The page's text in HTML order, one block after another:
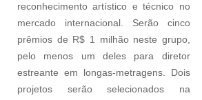
reconhecimento artístico e técnico no
mercado internacional. Serão cinco
prêmios de R$ 1 milhão neste grupo,
pelo menos um deles para diretor
estreante em longas-metragens. Dois
projetos serão selecionados na